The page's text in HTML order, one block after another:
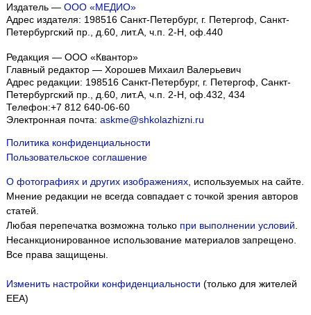
Издатель — ООО «МЕДИО»
Адрес издателя: 198516 Санкт-Петербург, г. Петергоф, Санкт-
Петербургский пр., д.60, лит.А, ч.п. 2-Н, оф.440
Редакция — ООО «Квантор»
Главный редактор — Хорошев Михаил Валерьевич
Адрес редакции: 198516 Санкт-Петербург, г. Петергоф Санкт-
Петербургский пр., д.60, лит.А, ч.п. 2-Н, оф.432, 434
Телефон:+7 812 640-06-60
Электронная почта: askme@shkolazhizni.ru
Политика конфиденциальности
Пользовательское соглашение
О фотографиях и других изображениях, используемых на сайте.
Мнение редакции не всегда совпадает с точкой зрения авторов
статей.
Любая перепечатка возможна только при выполнении условий
Несанкционированное использование материалов запрещено.
Все права защищены.
Изменить настройки конфиденциальности (только для жителей
EEA)